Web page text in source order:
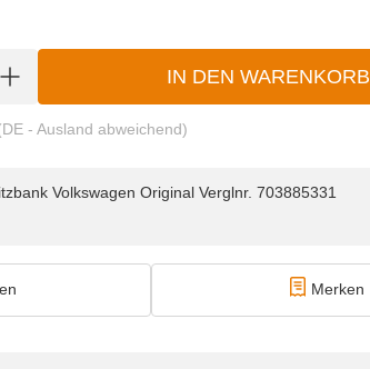
IN DEN WARENKORB
- Ausland abweichend)
Volkswagen Original Verglnr. 703885331
Merken